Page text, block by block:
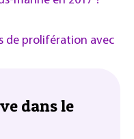
de prolifération avec
dans le